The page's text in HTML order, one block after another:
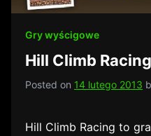
Gry wyścigowe
Hill Climb Racing
Posted on 14 lutego 2013
Hill Climb Racing to